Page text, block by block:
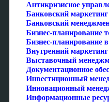
Антикризисное
Банковский маркетинг
Банковский
Бизнес-планирование
Бизнес-планирование
Внутренний
Выставочный
Документационное
Инвестиционный
Инновационный
Информационные